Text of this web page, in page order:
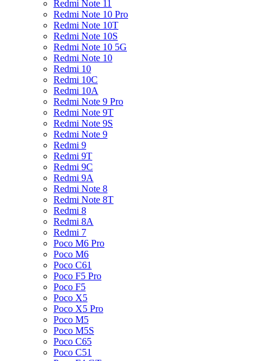
Redmi Note 11
Redmi Note 10 Pro
Redmi Note 10T
Redmi Note 10S
Redmi Note 10 5G
Redmi Note 10
Redmi 10
Redmi 10C
Redmi 10A
Redmi Note 9 Pro
Redmi Note 9T
Redmi Note 9S
Redmi Note 9
Redmi 9
Redmi 9T
Redmi 9C
Redmi 9A
Redmi Note 8
Redmi Note 8T
Redmi 8
Redmi 8A
Redmi 7
Poco M6 Pro
Poco M6
Poco C61
Poco F5 Pro
Poco F5
Poco X5
Poco X5 Pro
Poco M5
Poco M5S
Poco C65
Poco C51